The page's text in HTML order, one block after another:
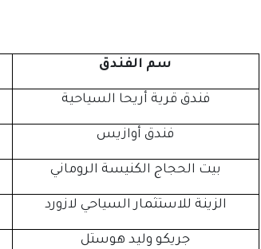
سم الفندق
فندق قرية أريحا السياحية
فندق أوازيس
بيت الحجاج الكنيسة الروماني
الزينة للاستثمار السياحي لازورد
جريكو وليد هوستل